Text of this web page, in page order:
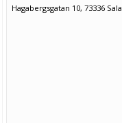
Hagabergsgatan 10, 73336 Sala